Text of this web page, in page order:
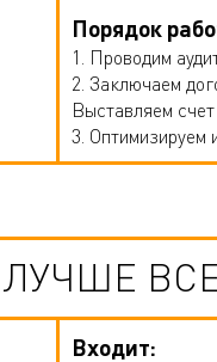
Порядок
1. Проводим
2. Заключаем
Выставляем
3. Оптимизируем
ЛУЧШЕ
Входит: